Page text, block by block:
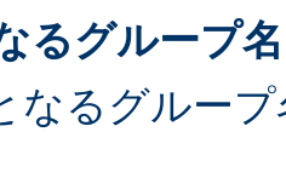
るグループ
なるグルー